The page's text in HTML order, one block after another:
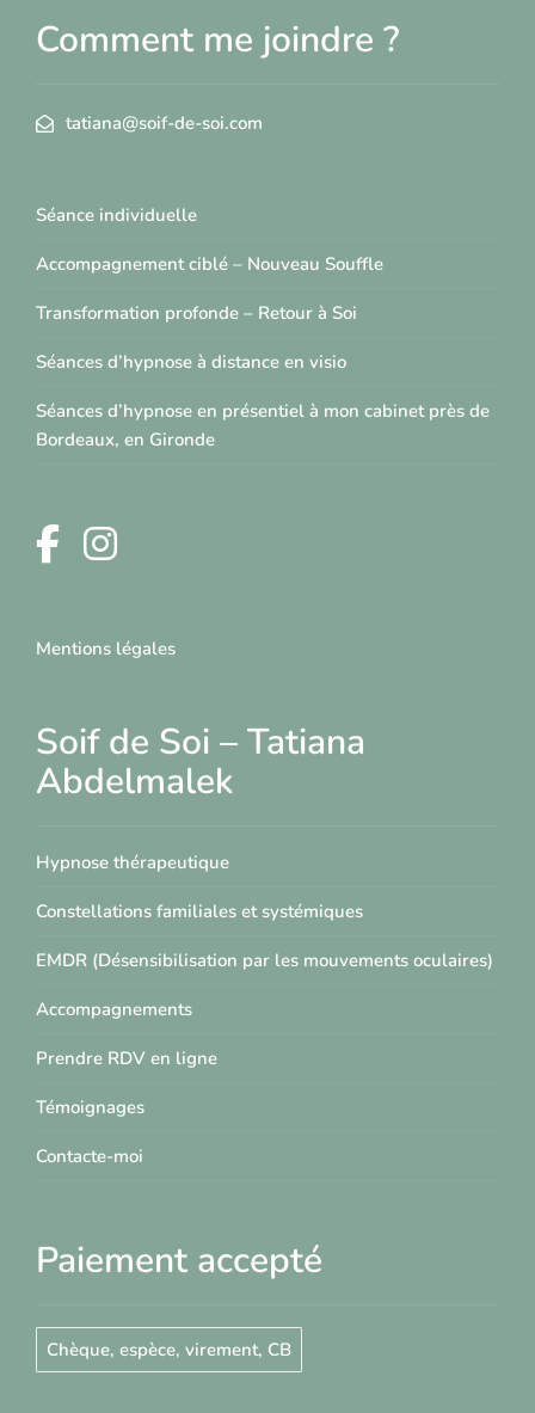
Comment me joindre ?
tatiana@soif-de-soi.com
Séance individuelle
Accompagnement ciblé – Nouveau Souffle
Transformation profonde – Retour à Soi
Séances d’hypnose à distance en visio
Séances d’hypnose en présentiel à mon cabinet près de
Bordeaux, en Gironde
Mentions légales
Soif de Soi – Tatiana
Abdelmalek
Hypnose thérapeutique
Constellations familiales et systémiques
EMDR (Désensibilisation par les mouvements oculaires)
Accompagnements
Prendre RDV en ligne
Témoignages
Contacte-moi
Paiement accepté
Chèque, espèce, virement, CB